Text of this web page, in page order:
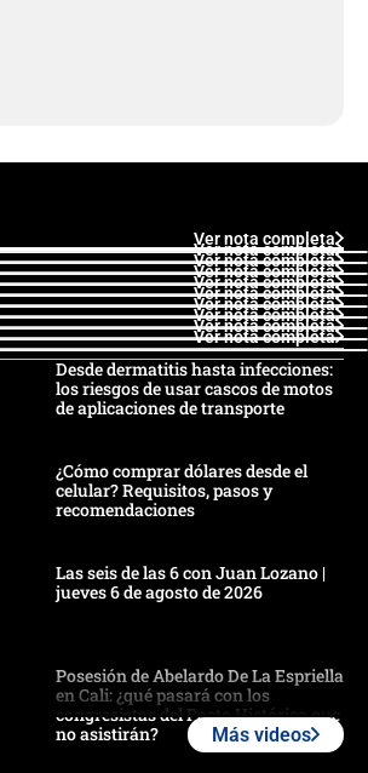
Ver nota completa
Ver nota completa
Ver nota completa
Ver nota completa
Ver nota completa
Ver nota completa
Ver nota completa
Ver nota completa
Ver nota completa
Ver nota completa
Desde dermatitis hasta infecciones:
los riesgos de usar cascos de motos
de aplicaciones de transporte
¿Cómo comprar dólares desde el
celular? Requisitos, pasos y
recomendaciones
Las seis de las 6 con Juan Lozano |
jueves 6 de agosto de 2026
Posesión de Abelardo De La Espriella
en Cali: ¿qué pasará con los
congresistas del Pacto Histórico que
no asistirán?
Más videos